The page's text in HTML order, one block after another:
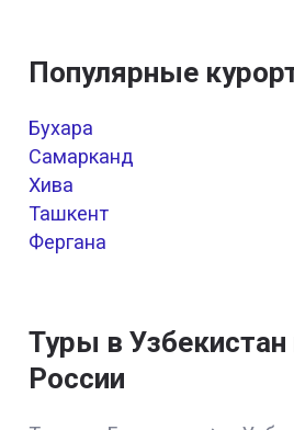
Популярные
Бухара
Самарканд
Хива
Ташкент
Фергана
Туры в Узбекистан
России